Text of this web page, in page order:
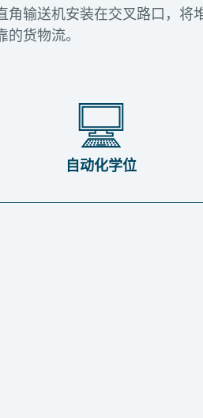
输送机安装在交叉路口，将
货物流。
自动化学位